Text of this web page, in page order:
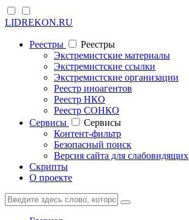
LIDREKON.RU
Реестры
Реестры
Экстремистские материалы
Экстремистские ссылки
Экстремистские организации
Реестр иноагентов
Реестр НКО
Реестр СОНКО
Cервисы
Cервисы
Контент-фильтр
Безопасный поиск
Версия сайта для слабовидящих
Скрипты
О проекте